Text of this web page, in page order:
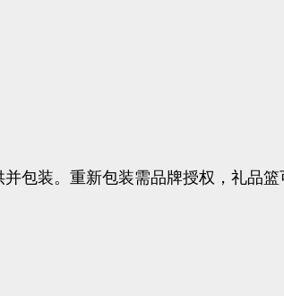
包装。重新包装需品牌授权，礼品